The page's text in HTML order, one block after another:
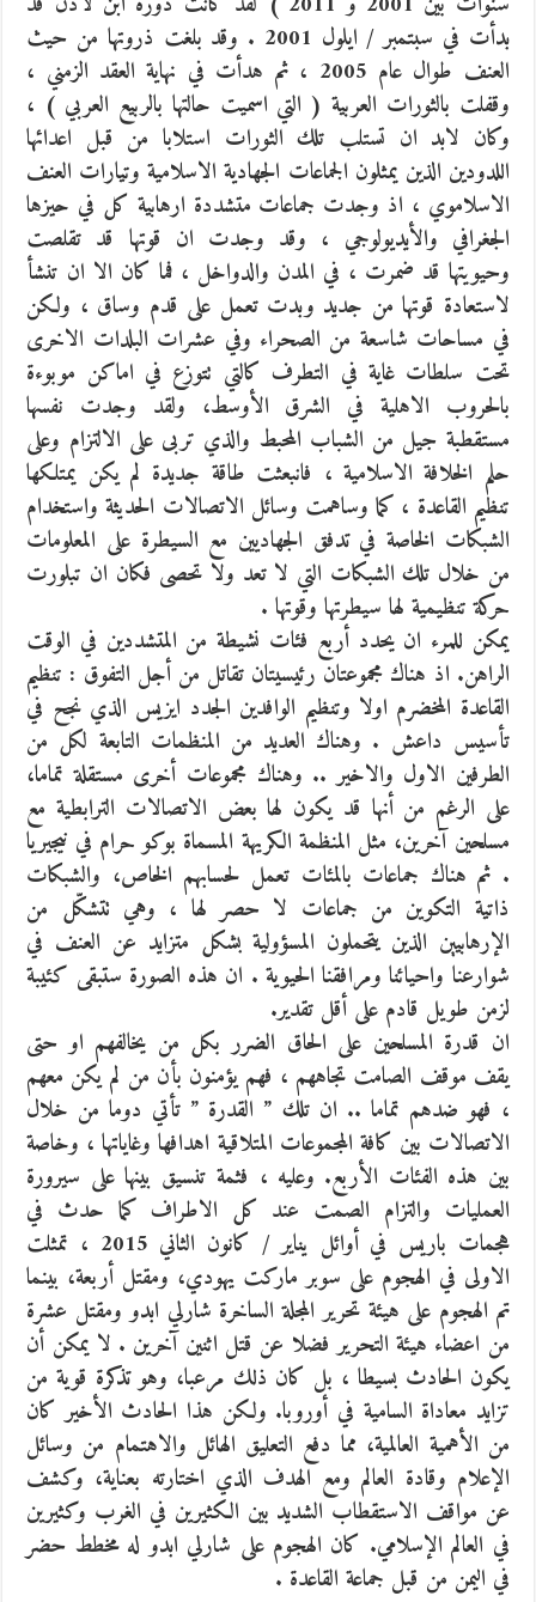
بدأت في سبتمبر / ايلول 2001 . وقد بلغت ذروتها من حيث
العنف طوال عام 2005 ، ثم هدأت في نهاية العقد الزمني ،
وقفلت بالثورات العربية ( التي اسميت حالتها بالربيع العربي ) ،
وكان لابد ان تستلب تلك الثورات استلابا من قبل اعدائها
اللدودين الذين يمثلون الجماعات الجهادية الاسلامية وتيارات العنف
الاسلاموي ، اذ وجدت جماعات متشددة ارهابية كل في حيزها
الجغرافي والأيديولوجي ، وقد وجدت ان قوتها قد تقلصت
وحيويتها قد ضمرت ، في المدن والدواخل ، فما كان الا ان تنشأ
لاستعادة قوتها من جديد وبدت تعمل على قدم وساق ، ولكن
في مساحات شاسعة من الصحراء وفي عشرات البلدات الاخرى
تحت سلطات غاية في التطرف كالتي تتوزع في اماكن موبوءة
بالحروب الاهلية في الشرق الأوسط، ولقد وجدت نفسها
مستقطبة جيل من الشباب المحبط والذي تربى على الالتزام وعلى
حلم الخلافة الاسلامية ، فانبعثت طاقة جديدة لم يكن يمتلكها
تنظيم القاعدة ، كما وساهمت وسائل الاتصالات الحديثة واستخدام
الشبكات الخاصة في تدفق الجهاديين مع السيطرة على المعلومات
من خلال تلك الشبكات التي لا تعد ولا تحصى فكان ان تبلورت
حركة تنظيمية لها سيطرتها وقوتها .
يمكن للمرء ان يحدد أربع فئات نشيطة من المتشددين في الوقت
الراهن. اذ هناك مجموعتان رئيسيتان تقاتل من أجل التفوق : تنظيم
القاعدة المخضرم اولا وتنظيم الوافدين الجدد ايزيس الذي نجح في
تأسيس داعش . وهناك العديد من المنظمات التابعة لكل من
الطرفين الاول والاخير .. وهناك مجموعات أخرى مستقلة تماما،
على الرغم من أنها قد يكون لها بعض الاتصالات الترابطية مع
مسلحين آخرين، مثل المنظمة الكريهة المسماة بوكو حرام في نيجيريا
. ثم هناك جماعات بالمئات تعمل لحسابهم الخاص، والشبكات
ذاتية التكوين من جماعات لا حصر لها ، وهي تتشكّل من
الإرهابيين الذين يتحملون المسؤولية بشكل متزايد عن العنف في
شوارعنا واحيائنا ومرافقنا الحيوية . ان هذه الصورة ستبقى كئيبة
لزمن طويل قادم على أقل تقدير.
ان قدرة المسلحين على الحاق الضرر بكل من يخالفهم او حتى
يقف موقف الصامت تجاههم ، فهم يؤمنون بأن من لم يكن معهم
، فهو ضدهم تماما .. ان تلك ” القدرة ” تأتي دوما من خلال
الاتصالات بين كافة المجموعات المتلاقية اهدافها وغاياتها ، وخاصة
بين هذه الفئات الأربع. وعليه ، فثمة تنسيق بينها على سيرورة
العمليات والتزام الصمت عند كل الاطراف كما حدث في
هجمات باريس في أوائل يناير / كانون الثاني 2015 ، تمثلت
الاولى في الهجوم على سوبر ماركت يهودي، ومقتل أربعة، بينما
تم الهجوم على هيئة تحرير المجلة الساخرة شارلي ابدو ومقتل عشرة
من اعضاء هيئة التحرير فضلا عن قتل اثنين آخرين . لا يمكن أن
يكون الحادث بسيطا ، بل كان ذلك مرعبا، وهو تذكرة قوية من
تزايد معاداة السامية في أوروبا. ولكن هذا الحادث الأخير كان
من الأهمية العالمية، مما دفع التعليق الهائل والاهتمام من وسائل
الإعلام وقادة العالم ومع الهدف الذي اختارته بعناية، وكشف
عن مواقف الاستقطاب الشديد بين الكثيرين في الغرب وكثيرين
في العالم الإسلامي. كان الهجوم على شارلي ابدو له مخطط حضر
في اليمن من قبل جماعة القاعدة .